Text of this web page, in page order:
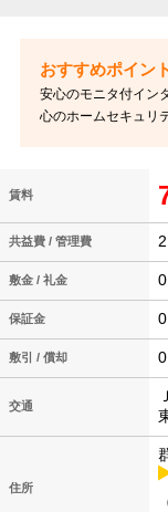
安心のモニタ付イン
心のホームセキュリ
賃料
共益費 / 管理費
敷金 / 礼金
保証金
敷引 / 償却
交通
住所